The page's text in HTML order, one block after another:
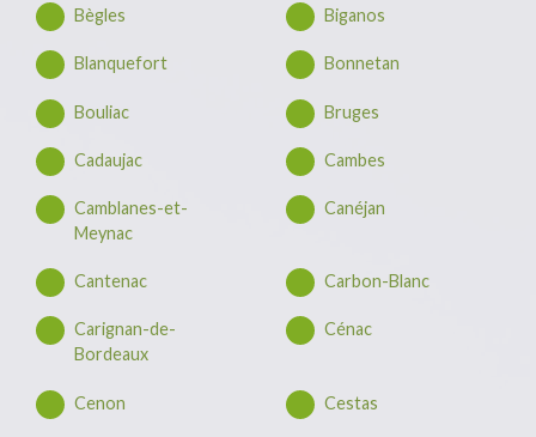
Bègles Biganos
Blanquefort Bonnetan
Bouliac Bruges
Cadaujac Cambes
Camblanes-et-
Meynac
Canéjan
Cantenac Carbon-Blanc
Carignan-de-
Bordeaux
Cénac
Cenon Cestas